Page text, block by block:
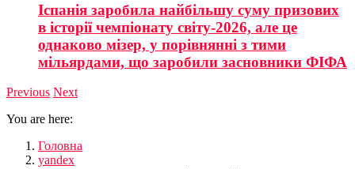
Іспанія заробила найбільшу суму призових
в історії чемпіонату світу-2026, але це
однаково мізер, у порівнянні з тими
мільярдами, що заробили засновники ФІФА
Previous Next
You are here:
Головна
yandex